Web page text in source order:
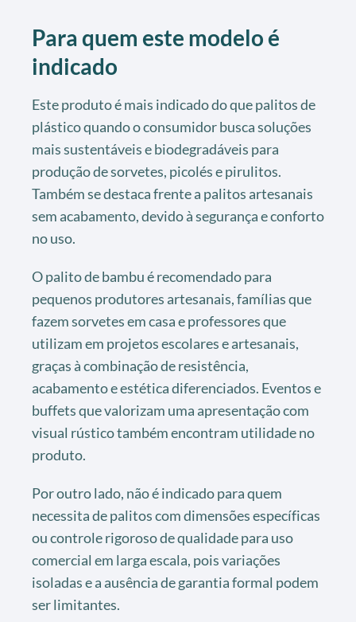
Para quem este modelo é
indicado
Este produto é mais indicado do que palitos de
plástico quando o consumidor busca soluções
mais sustentáveis e biodegradáveis para
produção de sorvetes, picolés e pirulitos.
Também se destaca frente a palitos artesanais
sem acabamento, devido à segurança e conforto
no uso.
O palito de bambu é recomendado para
pequenos produtores artesanais, famílias que
fazem sorvetes em casa e professores que
utilizam em projetos escolares e artesanais,
graças à combinação de resistência,
acabamento e estética diferenciados. Eventos e
buffets que valorizam uma apresentação com
visual rústico também encontram utilidade no
produto.
Por outro lado, não é indicado para quem
necessita de palitos com dimensões específicas
ou controle rigoroso de qualidade para uso
comercial em larga escala, pois variações
isoladas e a ausência de garantia formal podem
ser limitantes.